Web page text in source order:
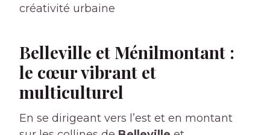
créativité urbaine
Belleville et Ménilmontant :
le cœur vibrant et
multiculturel
En se dirigeant vers l’est et en montant